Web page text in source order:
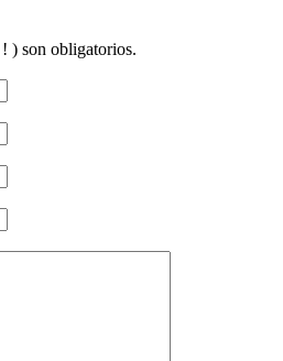
) son obligatorios.